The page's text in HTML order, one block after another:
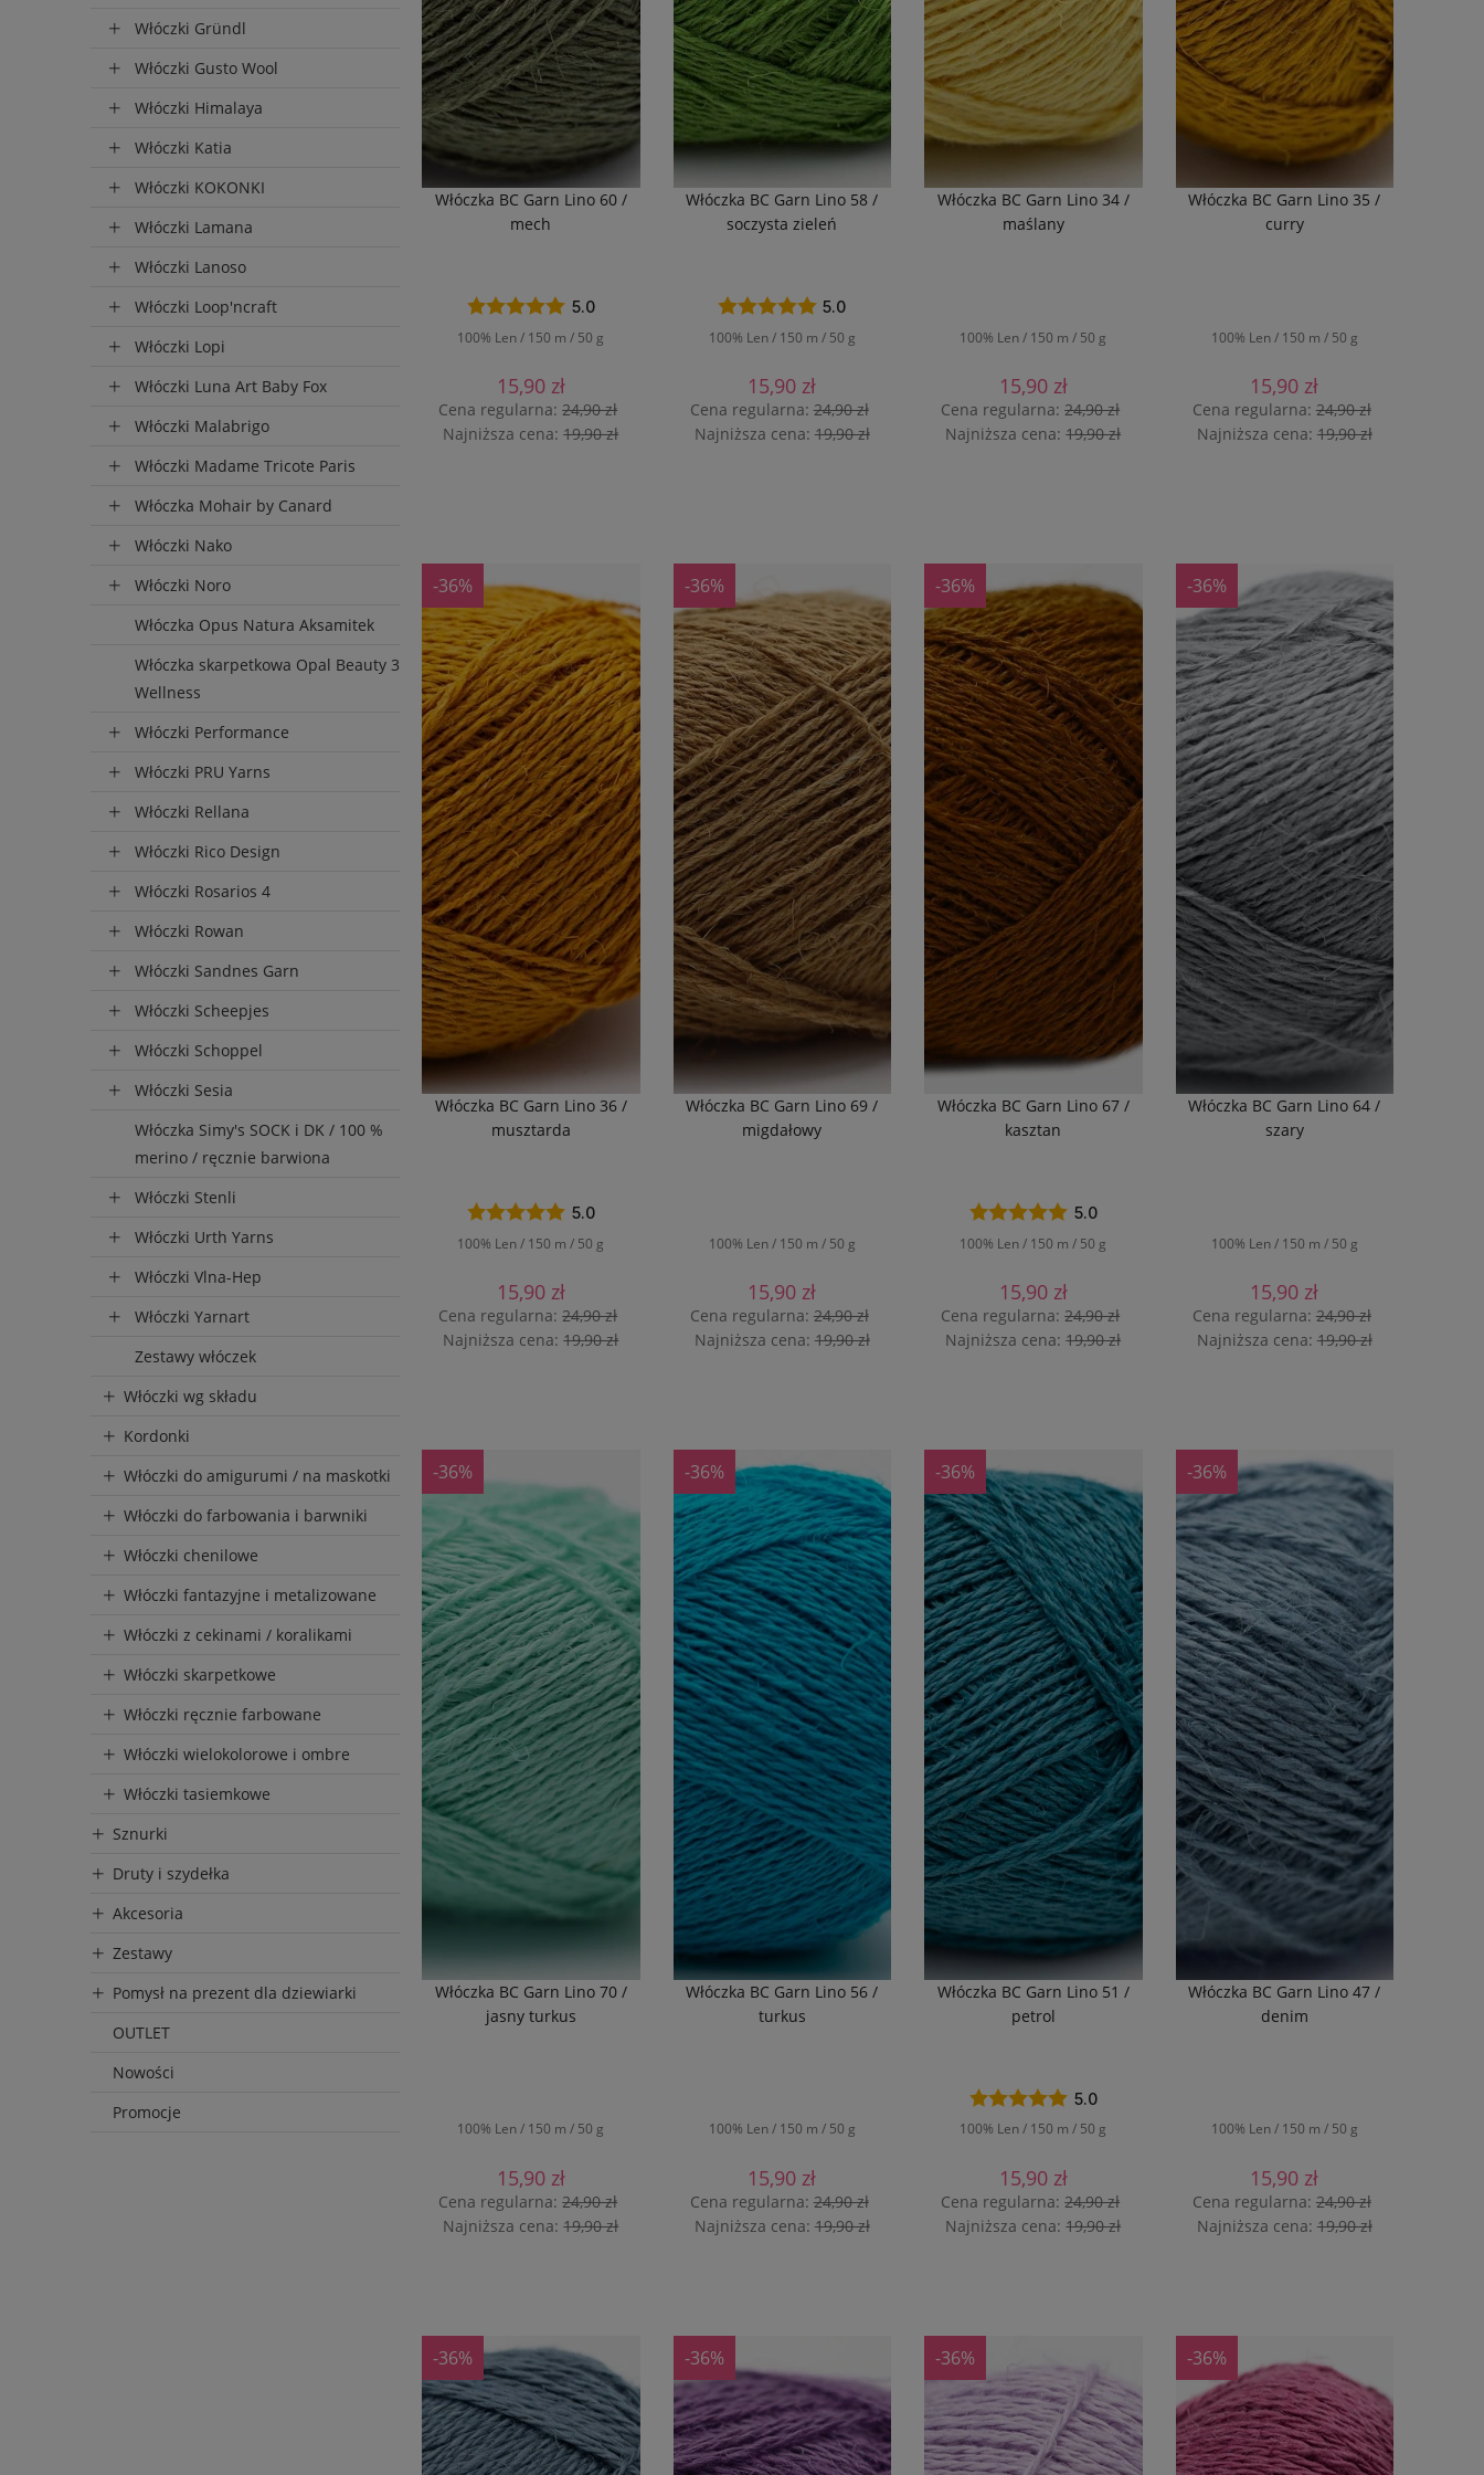
Włóczki Gründl
Włóczki Gusto Wool
Włóczki Himalaya
Włóczki Katia
Włóczki KOKONKI
Włóczki Lamana
Włóczki Lanoso
Włóczki Loop'ncraft
Włóczki Lopi
Włóczki Luna Art Baby Fox
Włóczki Malabrigo
Włóczki Madame Tricote Paris
Włóczka Mohair by Canard
Włóczki Nako
Włóczki Noro
Włóczka Opus Natura Aksamitek
Włóczka skarpetkowa Opal Beauty 3
Wellness
Włóczki Performance
Włóczki PRU Yarns
Włóczki Rellana
Włóczki Rico Design
Włóczki Rosarios 4
Włóczki Rowan
Włóczki Sandnes Garn
Włóczki Scheepjes
Włóczki Schoppel
Włóczki Sesia
Włóczka Simy's SOCK i DK / 100 %
merino / ręcznie barwiona
Włóczki Stenli
Włóczki Urth Yarns
Włóczki Vlna-Hep
Włóczki Yarnart
Zestawy włóczek
Włóczki wg składu
Kordonki
Włóczki do amigurumi / na maskotki
Włóczki do farbowania i barwniki
Włóczki chenilowe
Włóczki fantazyjne i metalizowane
Włóczki z cekinami / koralikami
Włóczki skarpetkowe
Włóczki ręcznie farbowane
Włóczki wielokolorowe i ombre
Włóczki tasiemkowe
Sznurki
Druty i szydełka
Akcesoria
Zestawy
Pomysł na prezent dla dziewiarki
OUTLET
Nowości
Promocje
do 72 godz. + dostawa(20) od tak(20)
FILTRUJ
Włóczka BC Garn Lino 60 /
mech
100% Len / 150 m / 50 g
5.0
15,90 zł
Cena regularna:24,90 zł
Najniższa cena:19,90 zł
Włóczka BC Garn Lino 58 /
soczysta zieleń
100% Len / 150 m / 50 g
5.0
15,90 zł
Cena regularna: 24,90 zł
Najniższa cena: 19,90 zł
Włóczka BC Garn Lino 34 /
maślany
100% Len / 150 m / 50 g
15,90 zł
Cena regularna:24,90 zł
Najniższa cena:19,90 zł
Włóczka BC Garn Lino 35 /
curry
100% Len / 150 m / 50 g
15,90 zł
Cena regularna: 24,90 zł
Najniższa cena: 19,90 zł
Włóczka BC Garn Lino 36 /
musztarda
100% Len / 150 m / 50 g
5.0
15,90 zł
Cena regularna:24,90 zł
Najniższa cena:19,90 zł
-36%
Włóczka BC Garn Lino 69 /
migdałowy
100% Len / 150 m / 50 g
15,90 zł
Cena regularna: 24,90 zł
Najniższa cena: 19,90 zł
-36%
Włóczka BC Garn Lino 67 /
kasztan
100% Len / 150 m / 50 g
5.0
15,90 zł
Cena regularna:24,90 zł
Najniższa cena:19,90 zł
-36%
Włóczka BC Garn Lino 64 /
szary
100% Len / 150 m / 50 g
15,90 zł
Cena regularna: 24,90 zł
Najniższa cena: 19,90 zł
-36%
Włóczka BC Garn Lino 70 /
jasny turkus
100% Len / 150 m / 50 g
15,90 zł
Cena regularna:24,90 zł
Najniższa cena:19,90 zł
-36%
Włóczka BC Garn Lino 56 /
turkus
100% Len / 150 m / 50 g
15,90 zł
Cena regularna: 24,90 zł
Najniższa cena: 19,90 zł
-36%
Włóczka BC Garn Lino 51 /
petrol
100% Len / 150 m / 50 g
5.0
15,90 zł
Cena regularna:24,90 zł
Najniższa cena:19,90 zł
-36%
Włóczka BC Garn Lino 47 /
denim
100% Len / 150 m / 50 g
15,90 zł
Cena regularna: 24,90 zł
Najniższa cena: 19,90 zł
-36%
-36% -36% -36% -36%